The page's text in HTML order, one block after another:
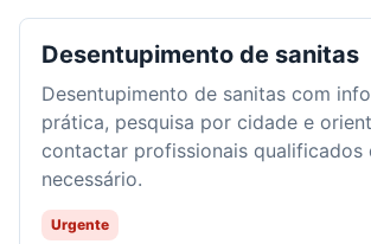
Desentupimento de sanitas
Desentupimento de sanitas com
prática, pesquisa por cidade e
contactar profissionais qualificados
necessário.
Urgente